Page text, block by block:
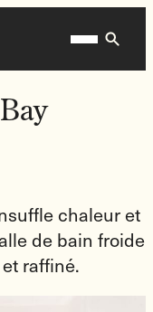
Open
Mobile
chaleur et
de bain froide
raffiné.